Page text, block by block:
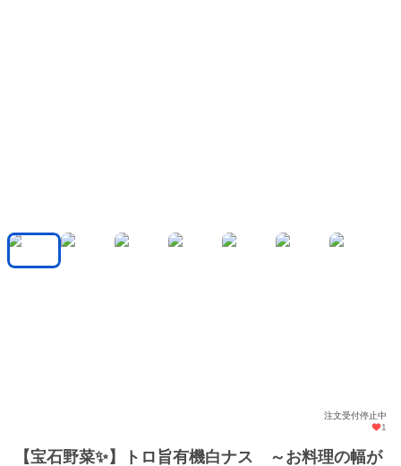
注文受付停止中
1
【宝石野菜✨】トロ旨有機白ナス ～お料理の幅が